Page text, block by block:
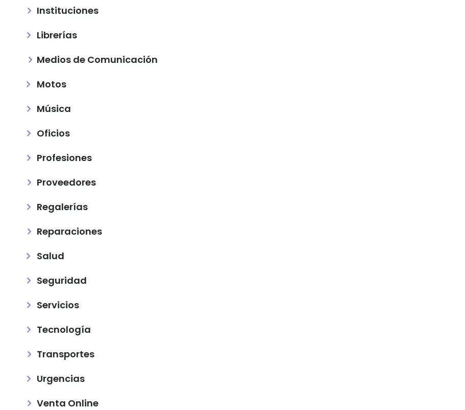
Instituciones
Librerías
Medios de Comunicación
Motos
Música
Oficios
Profesiones
Proveedores
Regalerías
Reparaciones
Salud
Seguridad
Servicios
Tecnología
Transportes
Urgencias
Venta Online